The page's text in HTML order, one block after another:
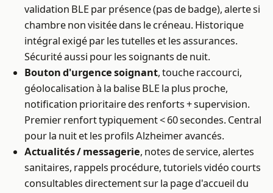
validation BLE par présence (pas de badge), alerte si
chambre non visitée dans le créneau. Historique
intégral exigé par les tutelles et les assurances.
Sécurité aussi pour les soignants de nuit.
Bouton d'urgence soignant, touche raccourci,
géolocalisation à la balise BLE la plus proche,
notification prioritaire des renforts + supervision.
Premier renfort typiquement < 60 secondes. Central
pour la nuit et les profils Alzheimer avancés.
Actualités / messagerie, notes de service, alertes
sanitaires, rappels procédure, tutoriels vidéo courts
consultables directement sur la page d'accueil du